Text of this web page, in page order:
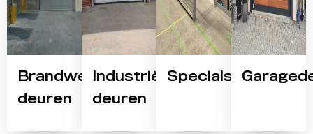
Brandwerende
deuren
Industriële
deuren
Specials